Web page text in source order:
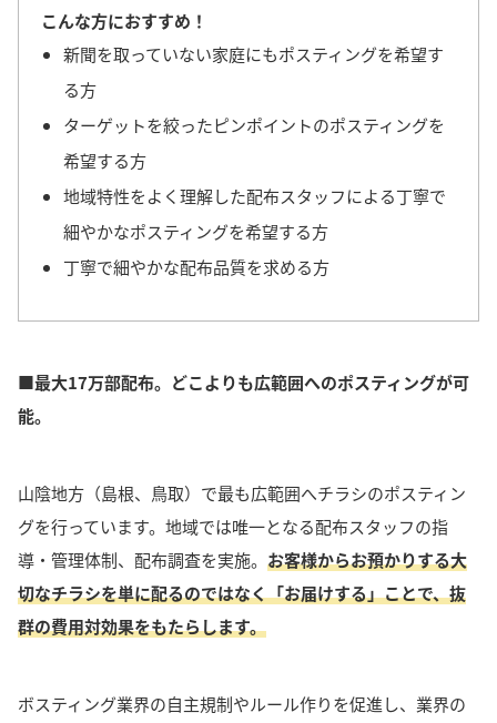
こんな方におすすめ！
新聞を取っていない家庭にもポスティングを希望す
る方
ターゲットを絞ったピンポイントのポスティングを
希望する方
地域特性をよく理解した配布スタッフによる丁寧で
細やかなポスティングを希望する方
丁寧で細やかな配布品質を求める方
■最大17万部配布。どこよりも広範囲へのポスティングが可
能。
山陰地方（島根、鳥取）で最も広範囲へチラシのポスティン
グを行っています。地域では唯一となる配布スタッフの指
導・管理体制、配布調査を実施。 お客様からお預かりする大
切なチラシを単に配るのではなく「お届けする」ことで、抜
群の費用対効果をもたらします。
ボスティング業界の自主規制やルール作りを促進し、業界の